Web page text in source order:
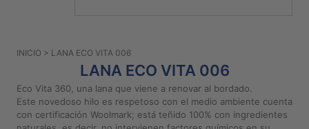
Preguntas
Aviso De
Privacidad
INICIO > LANA ECO VITA 006
LANA ECO VITA 006
Eco Vita 360, una lana que viene a renovar al bordado.
Este novedoso hilo es respetoso con el medio ambiente cuenta
con certificación Woolmark; está teñido 100% con ingredientes